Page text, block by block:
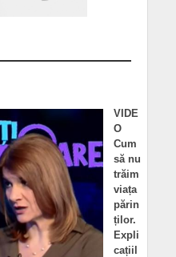
VIDE
O
Cum
să nu
trăim
viața
părin
ților.
Expli
cațiil